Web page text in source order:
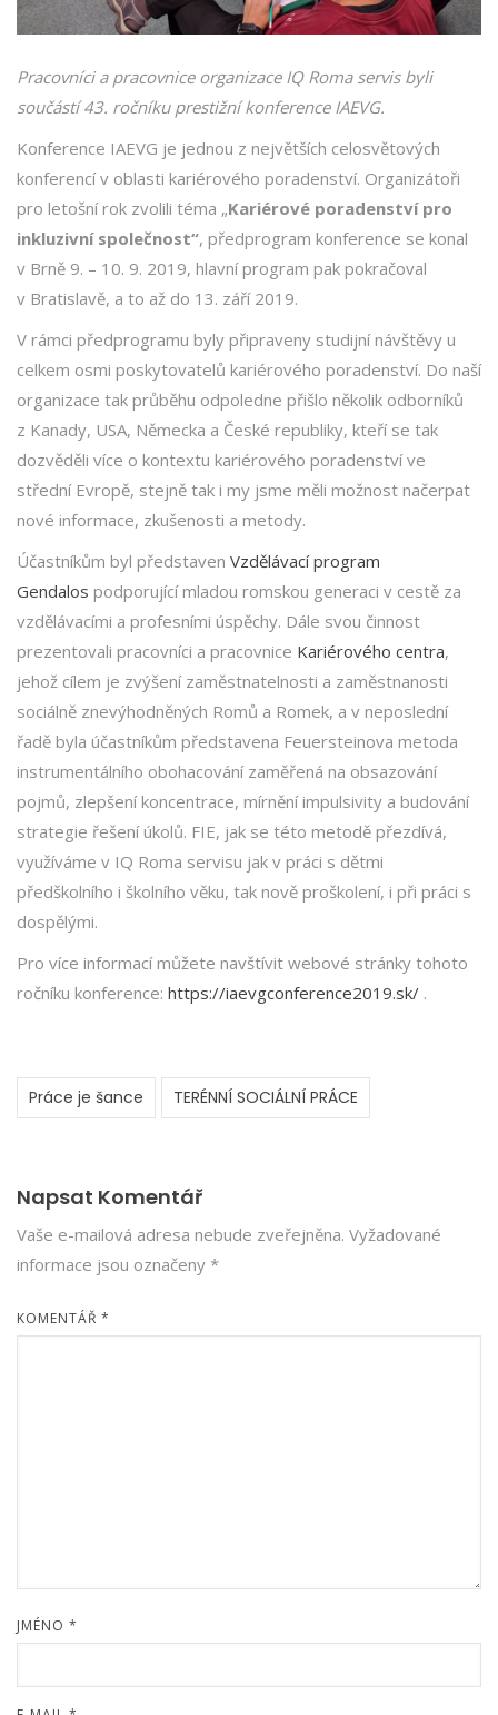
Pracovníci a pracovnice organizace IQ Roma servis byli
součástí 43. ročníku prestižní konference IAEVG.
Konference IAEVG je jednou z největších celosvětových
konferencí v oblasti kariérového poradenství. Organizátoři
pro letošní rok zvolili téma „Kariérové poradenství pro
inkluzivní společnost“, předprogram konference se konal
v Brně 9. – 10. 9. 2019, hlavní program pak pokračoval
v Bratislavě, a to až do 13. září 2019.
V rámci předprogramu byly připraveny studijní návštěvy u
celkem osmi poskytovatelů kariérového poradenství. Do naší
organizace tak průběhu odpoledne přišlo několik odborníků
z Kanady, USA, Německa a České republiky, kteří se tak
dozvěděli více o kontextu kariérového poradenství ve
střední Evropě, stejně tak i my jsme měli možnost načerpat
nové informace, zkušenosti a metody.
Účastníkům byl představen Vzdělávací program
Gendalos podporující mladou romskou generaci v cestě za
vzdělávacími a profesními úspěchy. Dále svou činnost
prezentovali pracovníci a pracovnice Kariérového centra,
jehož cílem je zvýšení zaměstnatelnosti a zaměstnanosti
sociálně znevýhodněných Romů a Romek, a v neposlední
řadě byla účastníkům představena Feuersteinova metoda
instrumentálního obohacování zaměřená na obsazování
pojmů, zlepšení koncentrace, mírnění impulsivity a budování
strategie řešení úkolů. FIE, jak se této metodě přezdívá,
využíváme v IQ Roma servisu jak v práci s dětmi
předškolního i školního věku, tak nově proškolení, i při práci s
dospělými.
Pro více informací můžete navštívit webové stránky tohoto
ročníku konference: https://iaevgconference2019.sk/ .
Práce je šance TERÉNNÍ SOCIÁLNÍ PRÁCE
Napsat Komentář
Vaše e-mailová adresa nebude zveřejněna. Vyžadované
informace jsou označeny *
KOMENTÁŘ *
JMÉNO *